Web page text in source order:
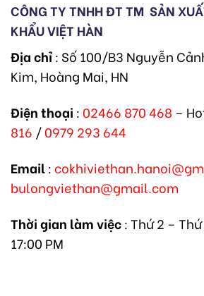
CÔNG TY TNHH ĐT TM SẢN
KHẨU VIỆT HÀN
Địa chỉ: Số 100/B3 Nguyễn
Kim, Hoàng Mai, HN
Điện thoại : 02466 870 468 –
816 /0979 293 644
Email:
bulongviethan@gmail.com
Thời gian làm việc: Thứ 2 –
17:00 PM